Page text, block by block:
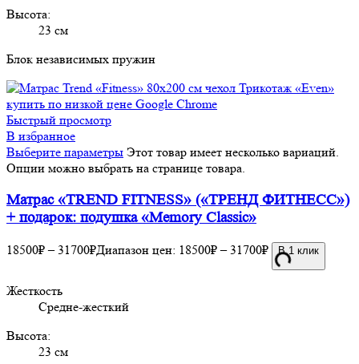
Высота:
23 см
Блок независимых пружин
Быстрый просмотр
В избранное
Выберите параметры Этот товар имеет несколько вариаций.
Опции можно выбрать на странице товара.
Матрас «TREND FITNESS» («ТРЕНД ФИТНЕСС»)
+ подарок: подушка «Memory Classic»
18500₽ – 31700₽Диапазон цен: 18500₽ – 31700₽ В 1 клик
Жесткость
Средне-жесткий
Высота:
23 см